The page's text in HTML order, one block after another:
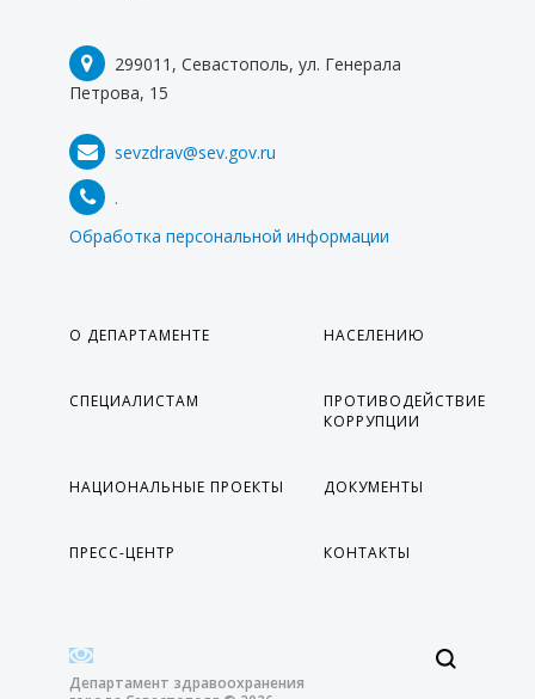
299011, Севастополь, ул. Генерала
Петрова, 15
sevzdrav@sev.gov.ru
.
Обработка персональной информации
О ДЕПАРТАМЕНТЕ НАСЕЛЕНИЮ
СПЕЦИАЛИСТАМ
ПРОТИВОДЕЙСТВИЕ
КОРРУПЦИИ
НАЦИОНАЛЬНЫЕ ПРОЕКТЫ ДОКУМЕНТЫ
ПРЕСС-ЦЕНТР КОНТАКТЫ
Департамент здравоохранения